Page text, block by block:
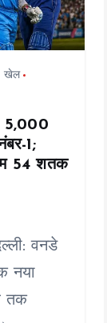
खेल
5,000
1;
54 शतक
वनडे
नया
तक